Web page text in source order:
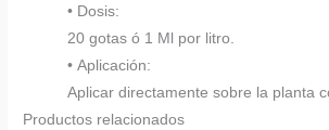
• Dosis:
20 gotas ó 1 Ml por litro.
• Aplicación:
Aplicar directamente sobre la planta
Productos relacionados